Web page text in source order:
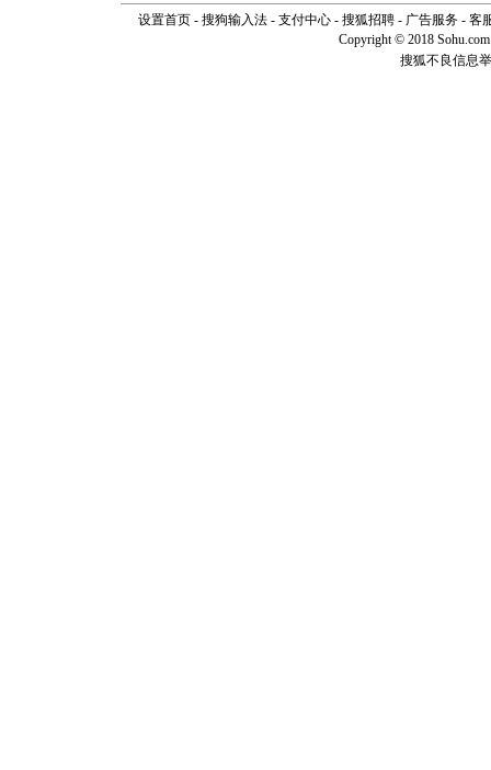
设置首页- 搜狗输入法- 支付中心- 搜狐招聘- 广告服务- 客
Copyright © 2018
搜狐不良信息